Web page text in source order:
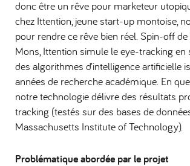
donc être un rêve pour marketeur
chez Ittention, jeune start-up montoise,
pour rendre ce rêve bien réel. Spin-off de
Mons, Ittention simule le eye-tracking en
des algorithmes d’intelligence artificielle
années de recherche académique. En
notre technologie délivre des résultats
tracking (testés sur des bases de
Massachusetts Institute of Technology).
Problématique abordée par le projet